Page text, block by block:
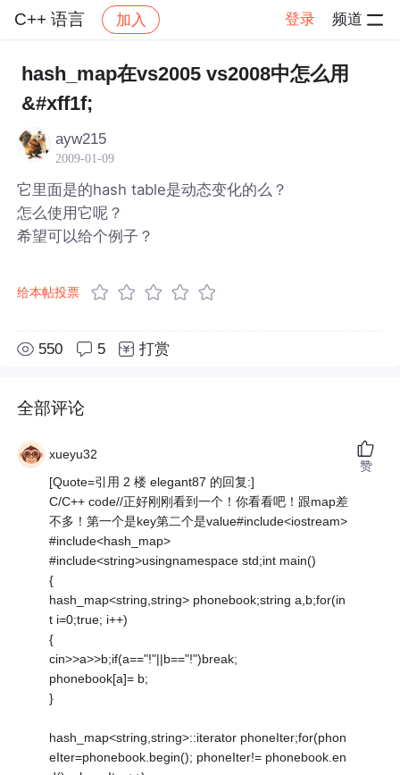
C++ 语言 加入 登录 频道
社区 C++ 语言
hash_map在vs2005 vs2008中怎么用
&#xff1f;
ayw215
2009-01-09
它里面是的hash table是动态变化的么？
怎么使用它呢？
希望可以给个例子？
给本帖投票
550 5 打赏
全部评论
xueyu32
[Quote=引用 2 楼 elegant87 的回复:]
C/C++ code//正好刚刚看到一个！你看看吧！跟map差
不多！第一个是key第二个是value#include<iostream>
#include<hash_map>
#include<string>usingnamespace std;int main()
{
hash_map<string,string> phonebook;string a,b;for(in
t i=0;true; i++)
{
cin>>a>>b;if(a=="!"||b=="!")break;
phonebook[a]= b;
}
hash_map<string,string>::iterator phoneIter;for(phon
eIter=phonebook.begin(); phoneIter!= phonebook.en
赞